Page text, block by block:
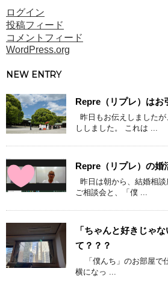
ログイン
投稿フィード
コメントフィード
WordPress.org
NEW ENTRY
Repre（リプレ）はお
昨日もお伝えしました
ししました。 これは ...
Repre（リプレ）の婚
昨日は朝から、結婚相
ご相談会と、「僕 ...
「ちゃんと好きじゃ
て？？？
「僕んち」のお部屋で
横になっ ...